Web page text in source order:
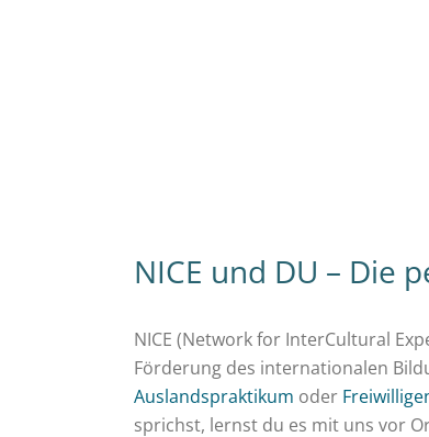
NICE und DU – Die
NICE (Network for InterCultural
Förderung des internationalen
Auslandspraktikum oder
sprichst, lernst du es mit uns vor